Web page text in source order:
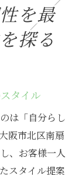
影響
仲間を募
に考える
ップを支援
との出会い
を最
探る
タイル
は「自分らし
阪市北区南扇
、お客様一人
スタイル提案